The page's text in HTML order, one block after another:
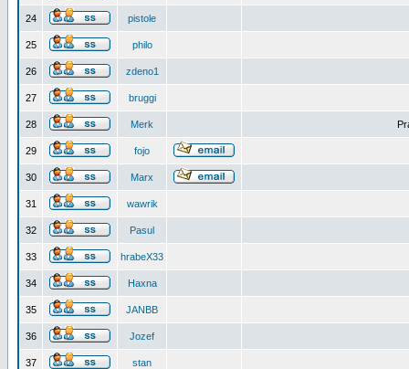
24 pistole
25 philo
26 zdeno1
27 bruggi
28 Merk
29 fojo
30 Marx
31 wawrik
32 Pasul
33 hrabeX33
34 Haxna
35 JANBB
36 Jozef
37 stan